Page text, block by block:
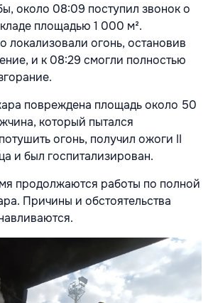
около 08:09 поступил звонок о
площадью 1 000 м².
локализовали огонь, остановив
и к 08:29 смогли полностью
повреждена площадь около 50
который пытался
огонь, получил ожоги II
и был госпитализирован.
продолжаются работы по полной
Причины и обстоятельства